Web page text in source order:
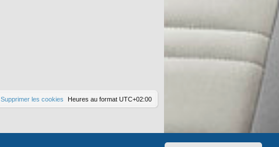
Heures au format UTC+02:00
Supprimer les cookies